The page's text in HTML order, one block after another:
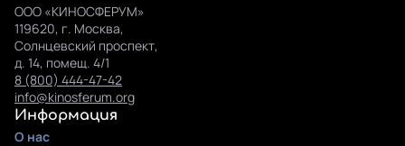
ООО «КИНОСФЕРУМ»
119620, г. Москва,
Солнцевский проспект,
д. 14, помещ. 4/1
8 (800) 444-47-42
info@kinosferum.org
Информация
О нас